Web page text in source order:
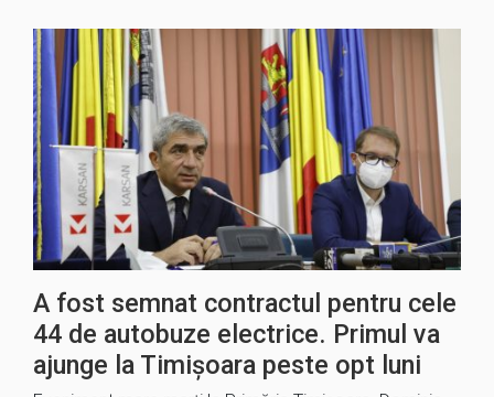
A fost semnat contractul pentru cele
44 de autobuze electrice. Primul va
ajunge la Timișoara peste opt luni